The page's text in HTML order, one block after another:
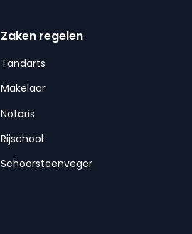
Zaken regelen
Tandarts
Makelaar
Notaris
Rijschool
Schoorsteenveger